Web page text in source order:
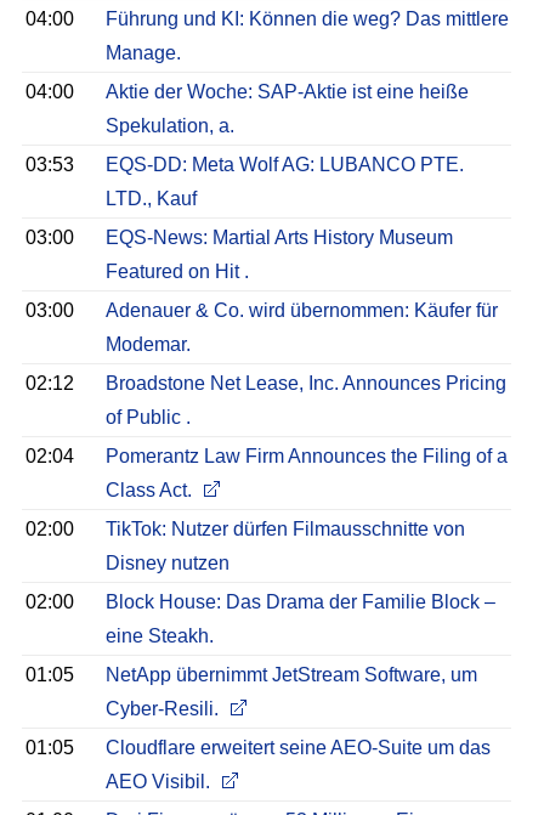
04:00
Führung und KI: Können die weg? Das mittlere
Manage.
04:00
Aktie der Woche: SAP-Aktie ist eine heiße
Spekulation, a.
03:53
EQS-DD: Meta Wolf AG: LUBANCO PTE.
LTD., Kauf
03:00
EQS-News: Martial Arts History Museum
Featured on Hit .
03:00
Adenauer & Co. wird übernommen: Käufer für
Modemar.
02:12
Broadstone Net Lease, Inc. Announces Pricing
of Public .
02:04
Pomerantz Law Firm Announces the Filing of a
Class Act.
02:00
TikTok: Nutzer dürfen Filmausschnitte von
Disney nutzen
02:00
Block House: Das Drama der Familie Block –
eine Steakh.
01:05
NetApp übernimmt JetStream Software, um
Cyber-Resili.
01:05
Cloudflare erweitert seine AEO-Suite um das
AEO Visibil.